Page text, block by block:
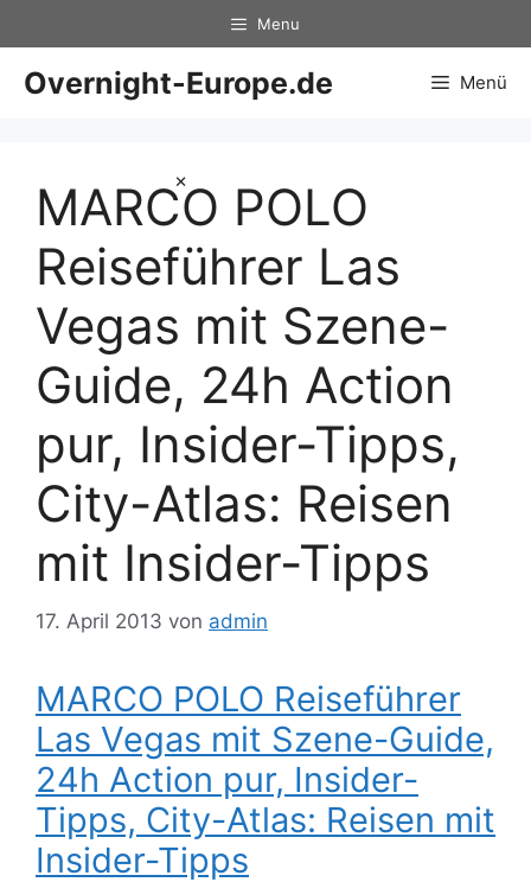
×
Inhalt
springen
Menu
Overnight-Europe.de Menü
MARCO POLO
Reiseführer Las
Vegas mit Szene-
Guide, 24h Action
pur, Insider-Tipps,
City-Atlas: Reisen
mit Insider-Tipps
17. April 2013 von admin
MARCO POLO Reiseführer
Las Vegas mit Szene-Guide,
24h Action pur, Insider-
Tipps, City-Atlas: Reisen mit
Insider-Tipps